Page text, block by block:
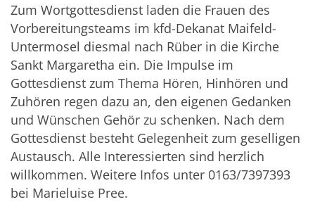
Zum Wortgottesdienst laden die Frauen des
Vorbereitungsteams im kfd-Dekanat Maifeld-
Untermosel diesmal nach Rüber in die Kirche
Sankt Margaretha ein. Die Impulse im
Gottesdienst zum Thema Hören, Hinhören und
Zuhören regen dazu an, den eigenen Gedanken
und Wünschen Gehör zu schenken. Nach dem
Gottesdienst besteht Gelegenheit zum geselligen
Austausch. Alle Interessierten sind herzlich
willkommen. Weitere Infos unter 0163/7397393
bei Marieluise Pree.